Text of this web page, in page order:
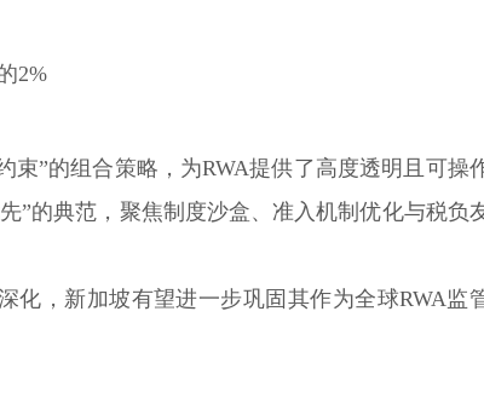
2%
束”的组合策略，为RWA提供了高度透明且可操
”的典范，聚焦制度沙盒、准入机制优化与税负
化，新加坡有望进一步巩固其作为全球RWA监